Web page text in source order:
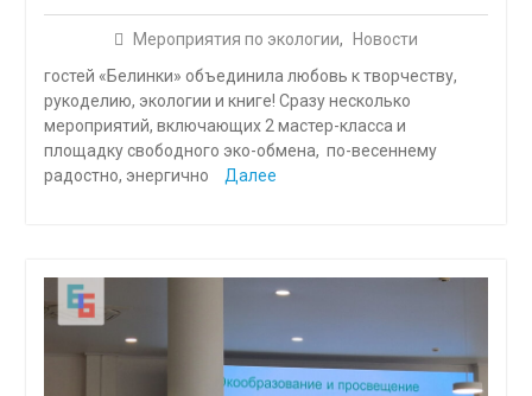
Мероприятия по экологии, Новости
гостей «Белинки» объединила любовь к творчеству,
рукоделию, экологии и книге! Сразу несколько
мероприятий, включающих 2 мастер-класса и
площадку свободного эко-обмена, по-весеннему
радостно, энергично
Далее